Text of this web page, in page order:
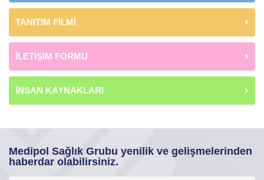
TANITIM FİLMİ
İLETİŞİM FORMU
İNSAN KAYNAKLARI
Medipol Sağlık Grubu yenilik ve gelişmelerinden
haberdar olabilirsiniz.